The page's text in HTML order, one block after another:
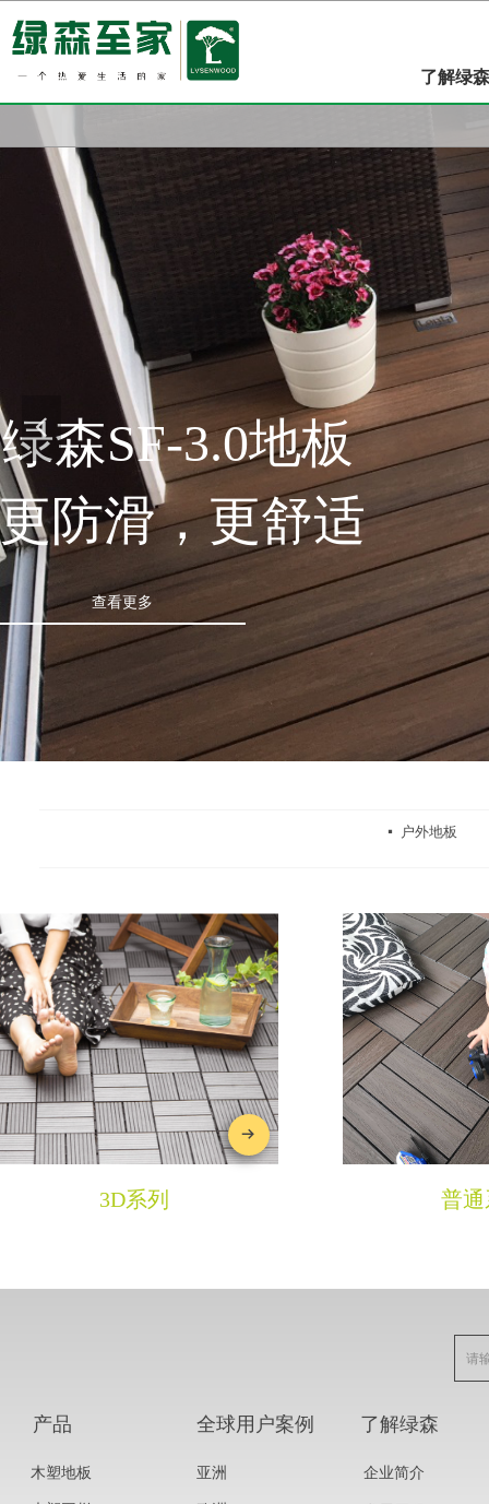
了解绿森
查看更多
更防滑，更舒适
绿森SF-3.0地板
넳
뀠
普
3D系列
넷 户外地板
了解绿森
企业简介
全球用户案例
亚洲
木塑地板
产品